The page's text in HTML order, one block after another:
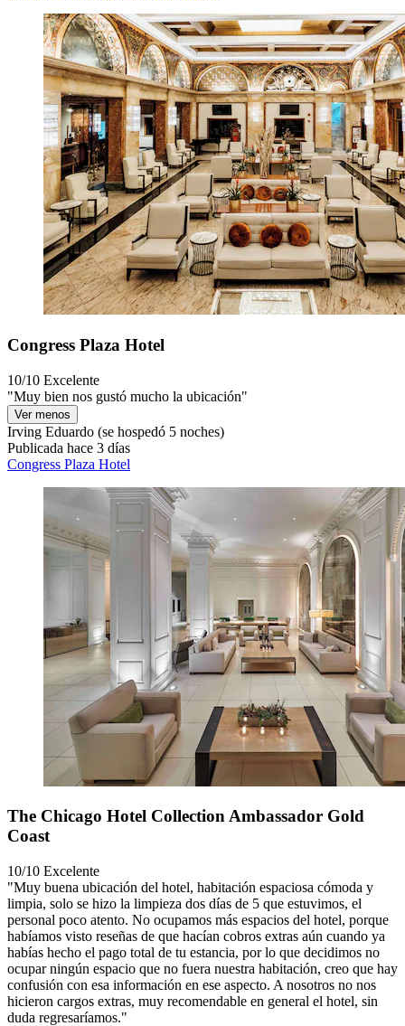
Congress Plaza Hotel
10/10 Excelente
"Muy bien nos gustó mucho la ubicación"
Ver menos
Irving Eduardo (se hospedó 5 noches)
Publicada hace 3 días
Congress Plaza Hotel
The Chicago Hotel Collection Ambassador Gold
Coast
10/10 Excelente
"Muy buena ubicación del hotel, habitación espaciosa cómoda y
limpia, solo se hizo la limpieza dos días de 5 que estuvimos, el
personal poco atento. No ocupamos más espacios del hotel, porque
habíamos visto reseñas de que hacían cobros extras aún cuando ya
habías hecho el pago total de tu estancia, por lo que decidimos no
ocupar ningún espacio que no fuera nuestra habitación, creo que hay
confusión con esa información en ese aspecto. A nosotros no nos
hicieron cargos extras, muy recomendable en general el hotel, sin
duda regresaríamos."